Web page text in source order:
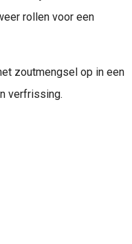
rollen voor een
zoutmengsel op in een
verfrissing.